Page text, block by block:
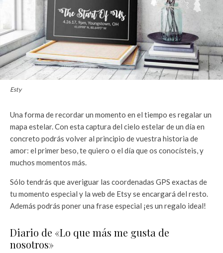
Esty
Una forma de recordar un momento en el tiempo es regalar un
mapa estelar. Con esta captura del cielo estelar de un día en
concreto podrás volver al principio de vuestra historia de
amor: el primer beso, te quiero o el día que os conocísteis, y
muchos momentos más.
Sólo tendrás que averiguar las coordenadas GPS exactas de
tu momento especial y la web de Etsy se encargará del resto.
Además podrás poner una frase especial ¡es un regalo ideal!
Diario de «Lo que más me gusta de
nosotros»